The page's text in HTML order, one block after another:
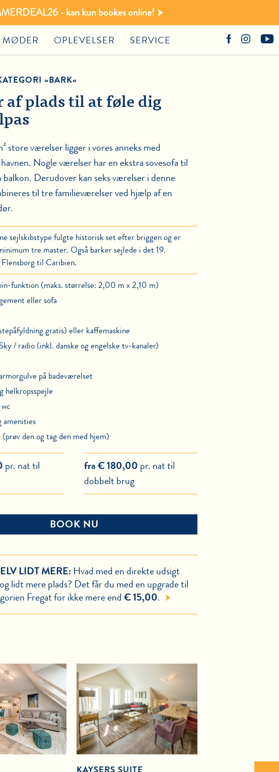
- kan kun bookes online!
MØDER OPLEVELSER SERVICE
»BARK«
af plads til at føle dig
store værelser ligger i vores anneks med
Nogle værelser har en ekstra sovesofa til
balkon. Derudover kan seks værelser i denne
til tre familieværelser ved hjælp af en
sejlskibstype fulgte historisk set efter briggen og er
tre master. Også barker sejlede i det 19.
til Caribien.
funktion (maks. størrelse: 2,00 m x 2,10 m)
eller sofa
gratis) eller kaffemaskine
/ radio (inkl. danske og engelske tv-kanaler)
på badeværelset
helkropsspejle
den og tag den med hjem)
pr. nat til
fra € 180,00 pr. nat til
dobbelt brug
BOOK NU
LIDT MERE: Hvad med en direkte udsigt
lidt mere plads? Det får du med en upgrade til
Fregat for ikke mere end€ 15,00.